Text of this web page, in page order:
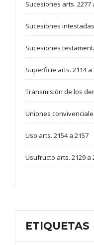
Sucesiones arts. 2277
Sucesiones
Sucesiones
Superficie arts. 2114 a
Transmisión de los
Uniones
Uso arts. 2154 a 2157
Usufructo arts. 2129 a
ETIQUETAS